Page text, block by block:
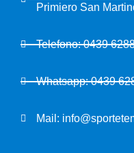
Primiero San
Telefono: 0439
Whatsapp: 0439
Mail: